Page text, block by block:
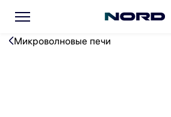
Микроволновая
Микроволновые печи